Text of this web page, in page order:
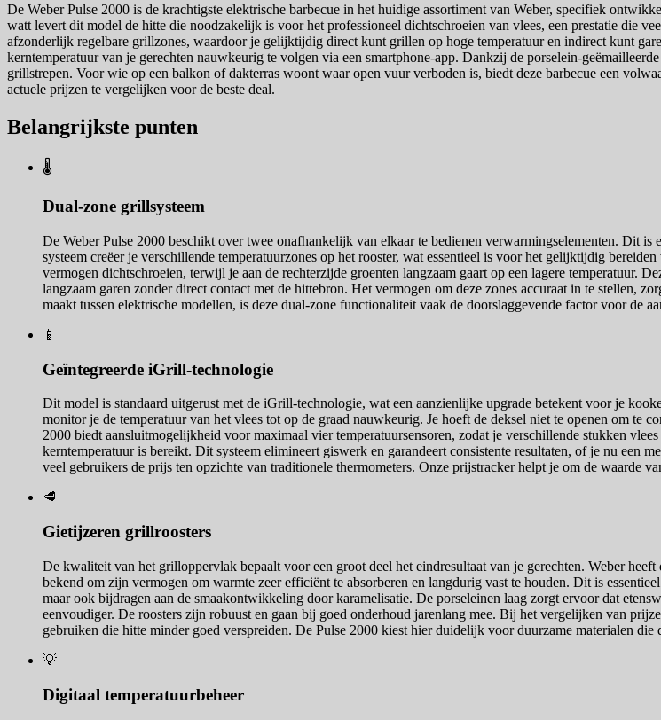
De Weber Pulse 2000 is de krachtigste elektrische barbecue in het huidige assortiment van Weber, specifiek
watt levert dit model de hitte die noodzakelijk is voor het professioneel dichtschroeien van vlees, een prestatie die
afzonderlijk regelbare grillzones, waardoor je gelijktijdig direct kunt grillen op hoge temperatuur en indirect kunt
kerntemperatuur van je gerechten nauwkeurig te volgen via een smartphone-app. Dankzij de porselein-
grillstrepen. Voor wie op een balkon of dakterras woont waar open vuur verboden is, biedt deze barbecue een
actuele prijzen te vergelijken voor de beste deal.
Belangrijkste punten
🌡️
Dual-zone grillsysteem
De Weber Pulse 2000 beschikt over twee onafhankelijk van elkaar te bedienen verwarmingselementen. Dit
systeem creëer je verschillende temperatuurzones op het rooster, wat essentieel is voor het gelijktijdig
vermogen dichtschroeien, terwijl je aan de rechterzijde groenten langzaam gaart op een lagere
langzaam garen zonder direct contact met de hittebron. Het vermogen om deze zones accuraat in te stellen,
maakt tussen elektrische modellen, is deze dual-zone functionaliteit vaak de doorslaggevende factor voor de
📱
Geïntegreerde iGrill-technologie
Dit model is standaard uitgerust met de iGrill-technologie, wat een aanzienlijke upgrade betekent voor je
monitor je de temperatuur van het vlees tot op de graad nauwkeurig. Je hoeft de deksel niet te openen om
2000 biedt aansluitmogelijkheid voor maximaal vier temperatuursensoren, zodat je verschillende stukken
kerntemperatuur is bereikt. Dit systeem elimineert giswerk en garandeert consistente resultaten, of je nu een
veel gebruikers de prijs ten opzichte van traditionele thermometers. Onze prijstracker helpt je om de waarde
🥩
Gietijzeren grillroosters
De kwaliteit van het grilloppervlak bepaalt voor een groot deel het eindresultaat van je gerechten. Weber
bekend om zijn vermogen om warmte zeer efficiënt te absorberen en langdurig vast te houden. Dit is
maar ook bijdragen aan de smaakontwikkeling door karamelisatie. De porseleinen laag zorgt ervoor dat
eenvoudiger. De roosters zijn robuust en gaan bij goed onderhoud jarenlang mee. Bij het vergelijken van
gebruiken die hitte minder goed verspreiden. De Pulse 2000 kiest hier duidelijk voor duurzame materialen die
💡
Digitaal temperatuurbeheer